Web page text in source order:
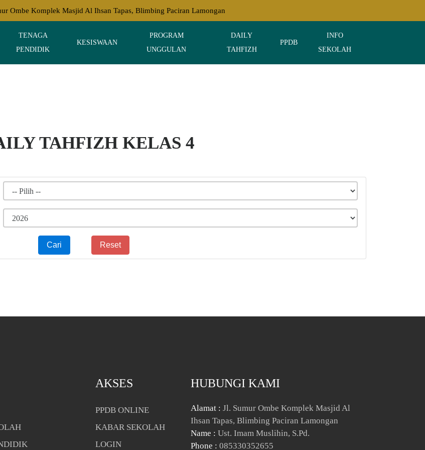
Ombe Komplek Masjid Al Ihsan Tapas, Blimbing Paciran Lamongan
TENAGA
PENDIDIK
KESISWAAN
PROGRAM
UNGGULAN
DAILY
TAHFIZH
PPDB
INFO
SEKOLAH
TAHFIZH KELAS 4
Cari Reset
AKSES
PPDB ONLINE
KABAR SEKOLAH
LOGIN
HUBUNGI KAMI
Alamat : Jl. Sumur Ombe Komplek Masjid Al
Ihsan Tapas, Blimbing Paciran Lamongan
Name : Ust. Imam Muslihin, S.Pd.
Phone : 085330352655